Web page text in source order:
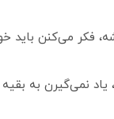
نشه، فکر می‌کنن
یاد نمی‌گیرن به